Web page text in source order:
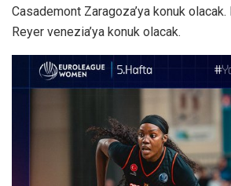
Casademont Zaragoza’ya konuk
Reyer venezia’ya konuk olacak.